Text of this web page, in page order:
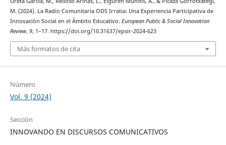
M. (2024). La Radio Comunitaria ODS Irratia: Una Experiencia Participativa de
Innovación Social en el Ámbito Educativo. European Public & Social Innovation
Review, 9, 1–17. https://doi.org/10.31637/epsir-2024-623
Más formatos de cita
Número
Vol. 9 (2024)
Sección
INNOVANDO EN DISCURSOS COMUNICATIVOS